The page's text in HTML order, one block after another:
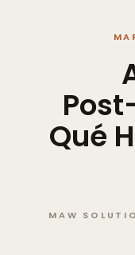
Qué
MAW